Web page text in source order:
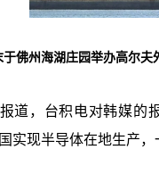
佛州海湖庄园举办高尔
道，台积电对韩媒的
实现半导体在地生产，